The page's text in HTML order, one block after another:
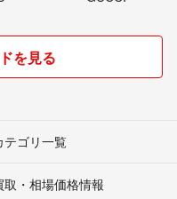
を見る
テゴリ一覧
取・相場価格情報